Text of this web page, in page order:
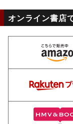
オンライン書店